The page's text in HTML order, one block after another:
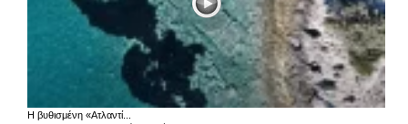
Η βυθισμένη «Ατλαντί...